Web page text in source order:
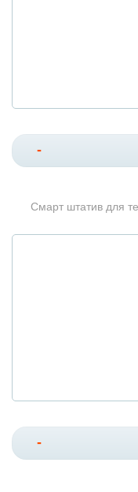
-
Смарт штатив для
-